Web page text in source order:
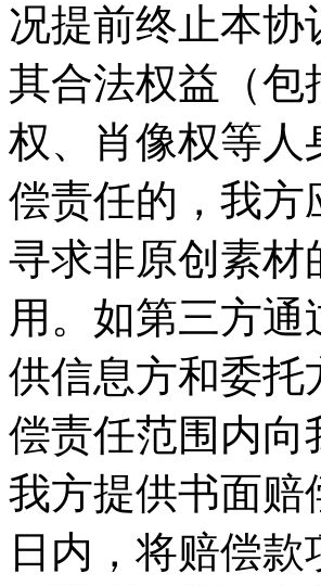
况提前终止本协
其合法权益（包
权、肖像权等人
偿责任的，我方
寻求非原创素材
用。如第三方
供信息方和委托
偿责任范围内向
我方提供书面赔
日内，将赔偿